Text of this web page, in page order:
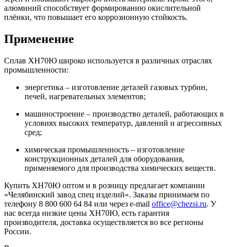
алюминий способствует формированию окислительной
плёнки, что повышает его коррозионную стойкость.
Применение
Сплав ХН70Ю широко используется в различных отраслях
промышленности:
энергетика – изготовление деталей газовых турбин,
печей, нагревательных элементов;
машиностроение – производство деталей, работающих в
условиях высоких температур, давлений и агрессивных
сред;
химическая промышленность – изготовление
конструкционных деталей для оборудования,
применяемого для производства химических веществ.
Купить ХН70Ю оптом и в розницу предлагает компании
«Челябинский завод спец изделий». Заказы принимаем по
телефону 8 800 600 64 84 или через e-mail office@chezsi.ru. У
нас всегда низкие цены ХН70Ю, есть гарантия
производителя, доставка осуществляется во все регионы
России.